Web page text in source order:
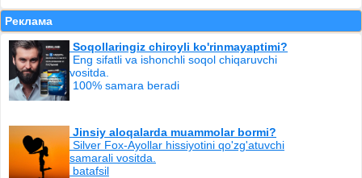
Реклама
Soqollaringiz chiroyli ko'rinmayaptimi?
Eng sifatli va ishonchli soqol chiqaruvchi
vositda.
100% samara beradi
Jinsiy aloqalarda muammolar bormi?
Silver Fox-Ayollar hissiyotini qo'zg'atuvchi
samarali vositda.
batafsil